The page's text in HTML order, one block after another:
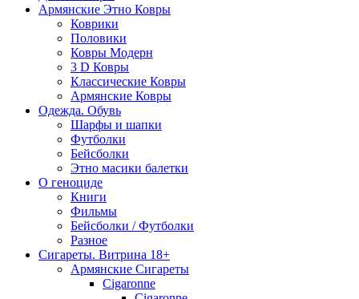
Армянские Этно Ковры
Коврики
Половики
Ковры Модерн
3 D Ковры
Классические Ковры
Армянские Ковры
Одежда. Обувь
Шарфы и шапки
Футболки
Бейсболки
Этно масики балетки
О геноциде
Книги
Фильмы
Бейсболки / Футболки
Разное
Сигареты. Витрина 18+
Армянские Сигареты
Cigaronne